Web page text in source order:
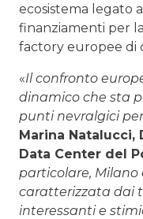
ecosistema legato al
finanziamenti per
factory europee di
«Il confronto
dinamico che sta
punti nevralgici
Marina Natalucci,
Data Center del
particolare,
caratterizzata dai
interessanti e